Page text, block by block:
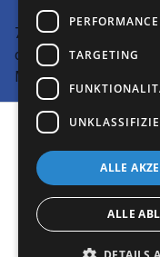
7.
Wir weisen
das dieses
Meta steht oder
PERFORMANCE
TARGETING
ALLE
ALLE